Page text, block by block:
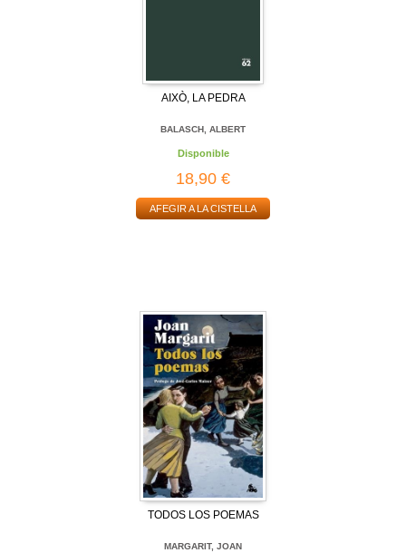
AIXÒ, LA PEDRA
BALASCH, ALBERT
Disponible
18,90 €
AFEGIR A LA CISTELLA
TODOS LOS POEMAS
MARGARIT, JOAN